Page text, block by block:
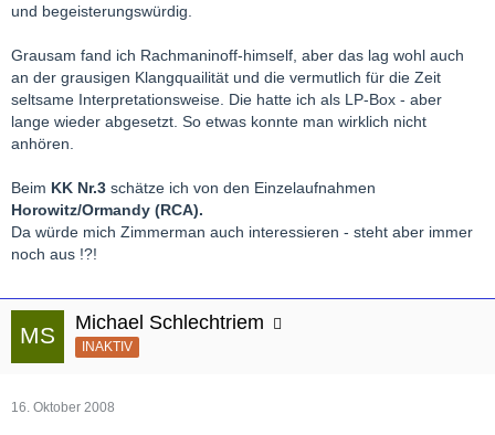
und begeisterungswürdig.
Grausam fand ich Rachmaninoff-himself, aber das lag wohl auch
an der grausigen Klangquailität und die vermutlich für die Zeit
seltsame Interpretationsweise. Die hatte ich als LP-Box - aber
lange wieder abgesetzt. So etwas konnte man wirklich nicht
anhören.
Beim KK Nr.3 schätze ich von den Einzelaufnahmen
Horowitz/Ormandy (RCA).
Da würde mich Zimmerman auch interessieren - steht aber immer
noch aus !?!
Michael Schlechtriem
INAKTIV
16. Oktober 2008